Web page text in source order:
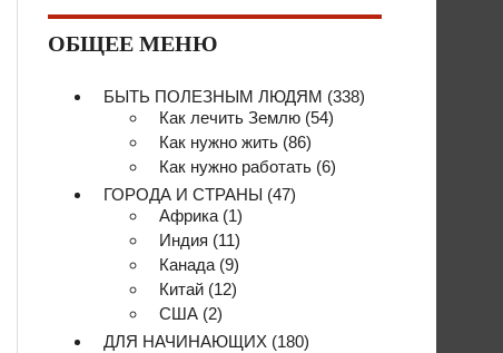
ОБЩЕЕ МЕНЮ
БЫТЬ ПОЛЕЗНЫМ ЛЮДЯМ (338)
Как лечить Землю (54)
Как нужно жить (86)
Как нужно работать (6)
ГОРОДА И СТРАНЫ (47)
Африка (1)
Индия (11)
Канада (9)
Китай (12)
США (2)
ДЛЯ НАЧИНАЮЩИХ (180)